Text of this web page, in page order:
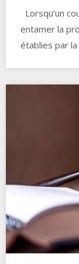
Lorsqu’un
entamer la
établies par